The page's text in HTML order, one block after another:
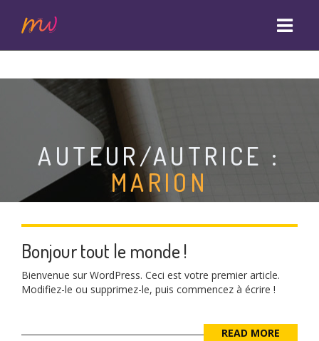
k
p
t
AUTEUR/AUTRICE :
MARION
Bonjour tout le monde !
Bienvenue sur WordPress. Ceci est votre premier article.
Modifiez-le ou supprimez-le, puis commencez à écrire !
READ MORE